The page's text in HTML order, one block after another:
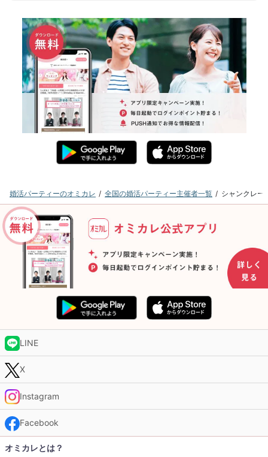
婚活パーティーのオミカレ 全国の婚活パーティー主催者一覧 シャンクレー
LINE
X
Instagram
Facebook
オミカレとは？